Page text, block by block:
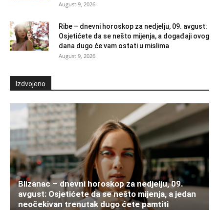
August 9, 2026
Ribe – dnevni horoskop za nedjelju, 09. avgust:
Osjetićete da se nešto mijenja, a događaji ovog
dana dugo će vam ostati u mislima
August 9, 2026
Izdvojeno
Blizanac – dnevni horoskop za nedjelju, 09.
avgust: Osjetićete da se nešto mijenja, a jedan
neočekivan trenutak dugo ćete pamtiti